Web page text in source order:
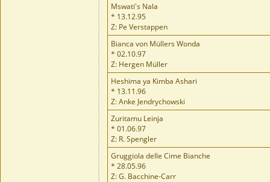
Mswati's Nala
* 13.12.95
Z: Pe Verstappen
Bianca von Müllers Wonda
* 02.10.97
Z: Hergen Müller
Heshima ya Kimba Ashari
* 13.11.96
Z: Anke Jendrychowski
Zuritamu Leinja
* 01.06.97
Z: R. Spengler
Gruggiola delle Cime Bianche
* 28.05.96
Z: G. Bacchine-Carr